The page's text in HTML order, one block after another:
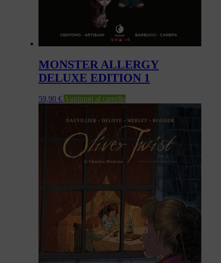
MONSTER ALLERGY
DELUXE EDITION 1
59,90 € Aggiungi al carrello